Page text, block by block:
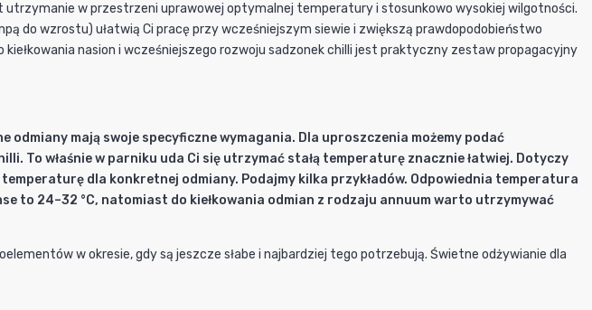
utrzymanie w przestrzeni uprawowej optymalnej temperatury i stosunkowo wysokiej wilgotności.
do wzrostu) ułatwią Ci pracę przy wcześniejszym siewie i zwiększą prawdopodobieństwo
nasion i wcześniejszego rozwoju sadzonek chilli jest praktyczny zestaw propagacyjny
odmiany mają swoje specyficzne wymagania. Dla uproszczenia możemy podać
To właśnie w parniku uda Ci się utrzymać stałą temperaturę znacznie łatwiej. Dotyczy
dla konkretnej odmiany. Podajmy kilka przykładów. Odpowiednia temperatura
to 24–32 °C, natomiast do kiełkowania odmian z rodzaju annuum warto utrzymywać
w okresie, gdy są jeszcze słabe i najbardziej tego potrzebują. Świetne odżywianie dla